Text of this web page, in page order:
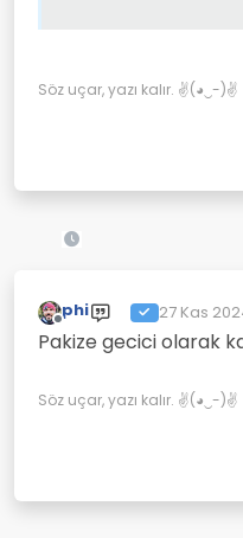
Söz uçar, yazı kalır. ✌(◕‿-)✌
Çevrimdışı
phi 27 Kas
Son
Pakize gecici olarak
Söz uçar, yazı kalır. ✌(◕‿-)✌